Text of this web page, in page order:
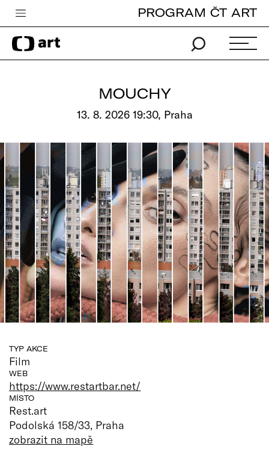
Česká televize
Zpravodajství
Pro děti
edu
Vše o ČT
PROGRAM ČT ART
MOUCHY
13. 8. 2026 19:30, Praha
TYP AKCE
Film
WEB
https://www.restartbar.net/
MÍSTO
Rest.art
Podolská 158/33, Praha
zobrazit na mapě